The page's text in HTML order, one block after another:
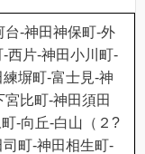
台-神田神保町-外
西片-神田小川町-
塀町-富士見-神
比町-神田須田
-向丘-白山（２?
町-神田相生町-